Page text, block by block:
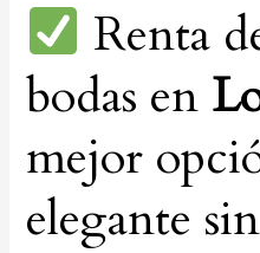
Renta
bodas en
mejor
elegante